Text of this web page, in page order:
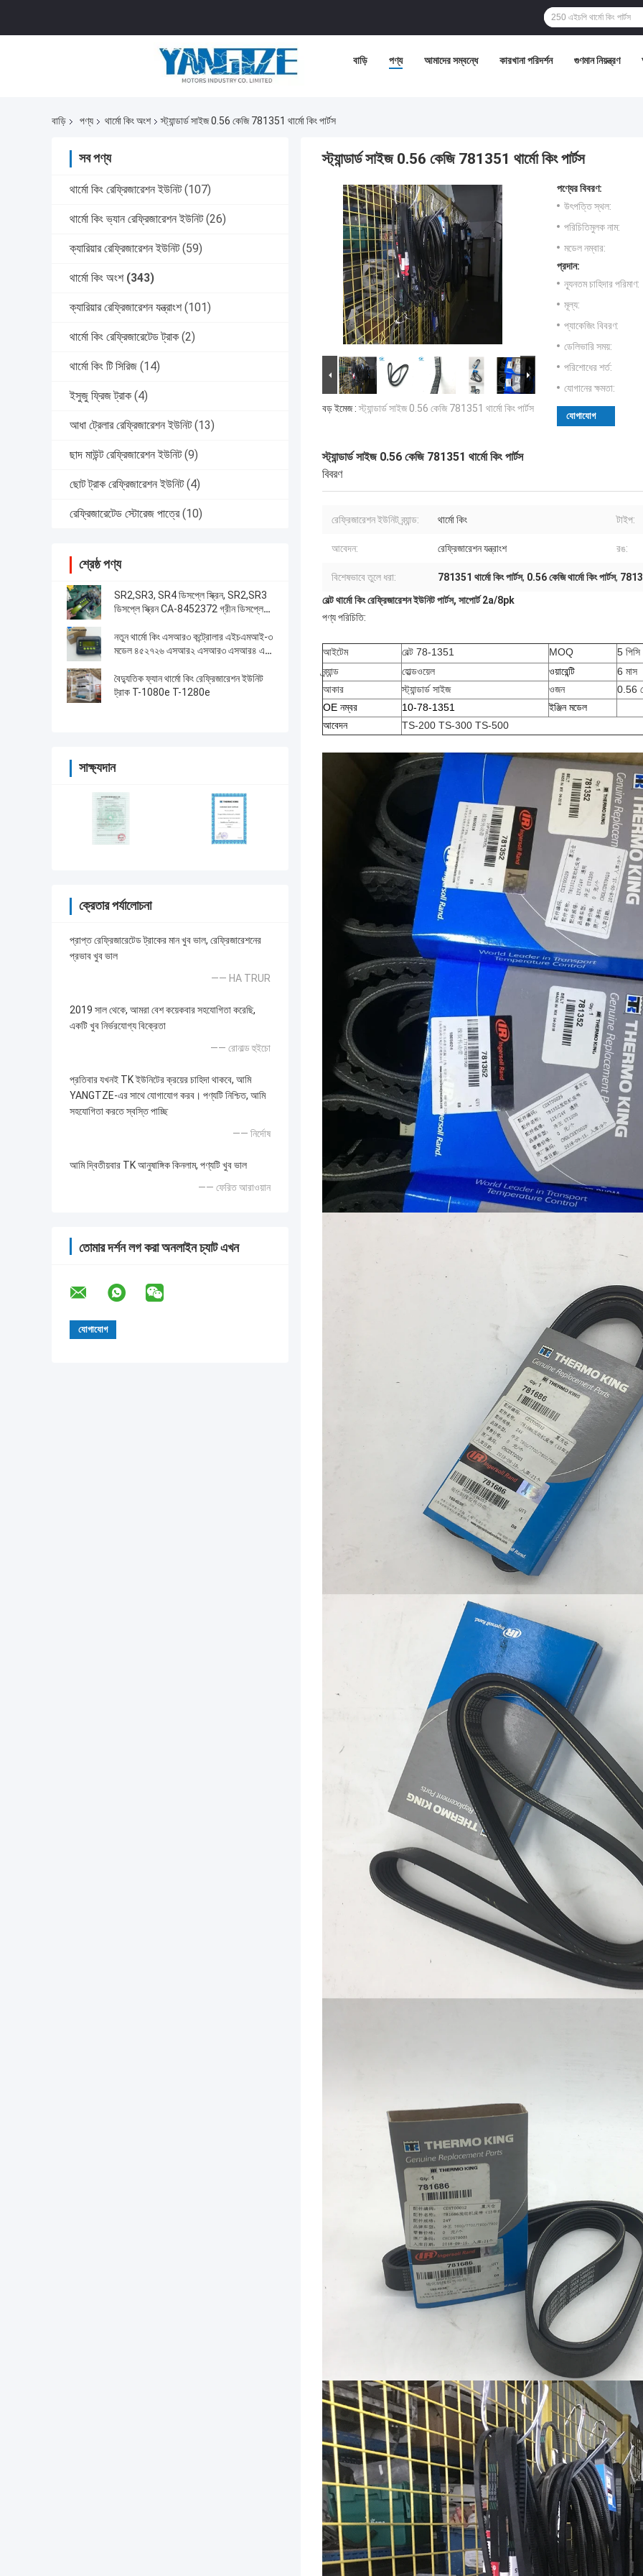
বাড়ি পণ্য আমাদের সম্বন্ধে কারখানা পরিদর্শন গুণমান নিয়ন্ত্রণ
বাড়ি পণ্য থার্মো কিং অংশ স্ট্যান্ডার্ড সাইজ 0.56 কেজি 781351 থার্মো কিং পার্টস
সব পণ্য
থার্মো কিং রেফ্রিজারেশন ইউনিট (107)
থার্মো কিং ভ্যান রেফ্রিজারেশন ইউনিট (26)
ক্যারিয়ার রেফ্রিজারেশন ইউনিট (59)
থার্মো কিং অংশ (343)
ক্যারিয়ার রেফ্রিজারেশন যন্ত্রাংশ (101)
থার্মো কিং রেফ্রিজারেটেড ট্রাক (2)
থার্মো কিং টি সিরিজ (14)
ইসুজু ফ্রিজ ট্রাক (4)
আধা ট্রেলার রেফ্রিজারেশন ইউনিট (13)
ছাদ মাউন্ট রেফ্রিজারেশন ইউনিট (9)
ছোট ট্রাক রেফ্রিজারেশন ইউনিট (4)
রেফ্রিজারেটেড স্টোরেজ পাত্রে (10)
শ্রেষ্ঠ পণ্য
SR2,SR3, SR4 ডিসপ্লে স্ক্রিন, SR2,SR3
ডিসপ্লে স্ক্রিন CA-8452372 গ্রীন ডিসপ্লে
HMIs আফটারমার্কেট স্পেয়ার পার্টস
নতুন থার্মো কিং এসআর৩ কন্ট্রোলার এইচএমআই-৩
মডেল ৪৫২৭২৬ এসআর২ এসআর৩ এসআর৪ এর
বৈদ্যুতিক ফ্যান থার্মো কিং রেফ্রিজারেশন ইউনিট
ট্রাক T-1080e T-1280e
সাক্ষ্যদান
ক্রেতার পর্যালোচনা
প্রাপ্ত রেফ্রিজারেটেড ট্রাকের মান খুব ভাল, রেফ্রিজারেশনের
প্রভাব খুব ভাল
—— HA TRUR
2019 সাল থেকে, আমরা বেশ কয়েকবার সহযোগিতা করেছি,
একটি খুব নির্ভরযোগ্য বিক্রেতা
—— রোনাল্ড হুইচো
প্রতিবার যখনই TK ইউনিটের ক্রয়ের চাহিদা থাকবে, আমি
YANGTZE-এর সাথে যোগাযোগ করব। পণ্যটি নিশ্চিত, আমি
সহযোগিতা করতে স্বস্তি পাচ্ছি
—— নির্দোষ
আমি দ্বিতীয়বার TK আনুষাঙ্গিক কিনলাম, পণ্যটি খুব ভাল
—— ফেরিত আরাওয়ান
তোমার দর্শন লগ করা অনলাইন চ্যাট এখন
স্ট্যান্ডার্ড সাইজ 0.56 কেজি 781351 থার্মো কিং পার্টস
বড় ইমেজ :স্ট্যান্ডার্ড সাইজ 0.56 কেজি 781351 থার্মো কিং পার্টস
পণ্যের বিবরণ:
উৎপত্তি স্থল:
পরিচিতিমুলক নাম:
মডেল নম্বার:
প্রদান:
ন্যূনতম চাহিদার পরিমাণ:
মূল্য:
প্যাকেজিং বিবরণ:
ডেলিভারি সময়:
পরিশোধের শর্ত:
যোগানের ক্ষমতা:
যোগাযোগ
স্ট্যান্ডার্ড সাইজ 0.56 কেজি 781351 থার্মো কিং পার্টস
বিবরণ
রেফ্রিজারেশন ইউনিট ব্র্যান্ড: থার্মো কিং টাইপ:
আবেদন: রেফ্রিজারেশন যন্ত্রাংশ রঙ:
বিশেষভাবে তুলে ধরা: 781351 থার্মো কিং পার্টস, 0.56 কেজি থার্মো কিং পার্টস,
বেল্ট থার্মো কিং রেফ্রিজারেশন ইউনিট পার্টস, সাপোর্ট 2a/8pk
পণ্য পরিচিতি:
আইটেম বেল্ট 78-1351 MOQ
5 পিসি
ব্র্যান্ড
হোল্ডওয়েল ওয়ারেন্টি
6 মাস
আকার
স্ট্যান্ডার্ড সাইজ ওজন
0.56
OE নম্বর
10-78-1351
ইঞ্জিন মডেল
আবেদন
TS-200 TS-300 TS-500